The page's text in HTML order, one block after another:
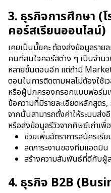
3. ธุรกิจการศึกษา (
คอร์สเรียนออนไลน์)
เคยเป็นมั๊ยคะ ต้องส่งข้อมูลราย
คนที่สนใจคอร์สต่าง ๆ เป็นจำ
หลายขั้นตอนอีก แต่ถ้ามี
ตอนในการติดตามผลไม่ต้องใช้
หรือผู้ปกครองกรอกแบบฟอร์ม
ข้อความที่มีรายละเอียดหลักสูตร
จากนั้นสามารถตั้งค่าให้ระบบส่
หรือส่งข้อมูลรีวิวจากศิษย์เก่าเพื่
ช่วยเพิ่มอัตราการสมัครเรีย
ลดภาระงานของทีมแอดมิน
สร้างความสัมพันธ์ที่ดีกับผู้
4. ธุรกิจ B2B